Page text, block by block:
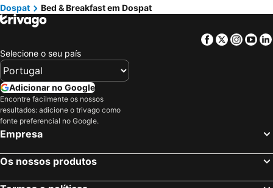
Dospat
Bed & Breakfast em Dospat
Facebook
Twitter
Selecione o seu país
Adicionar no Google
Encontre facilmente os nossos
resultados: adicione o trivago como
fonte preferencial no Google.
Empresa
Os nossos produtos